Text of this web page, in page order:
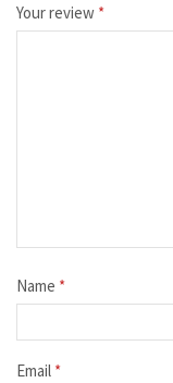
Your review *
Name *
Email *